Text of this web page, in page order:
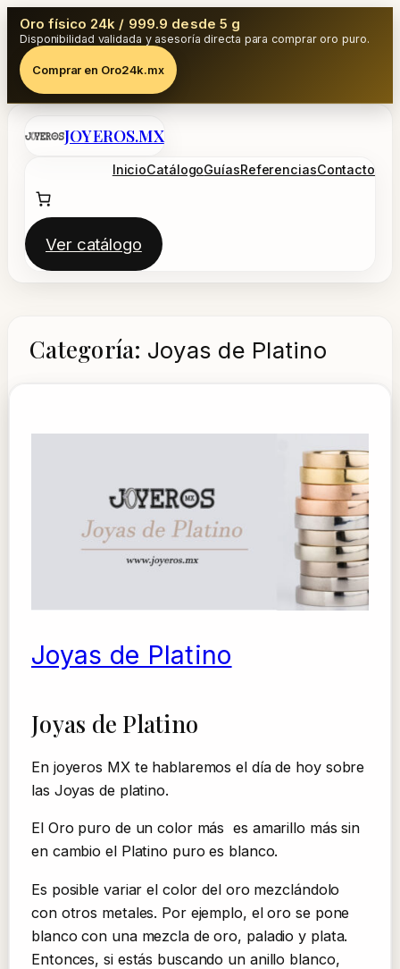
Oro físico 24k / 999.9 desde 5 g
Disponibilidad validada y asesoría directa para comprar oro puro.
Comprar en Oro24k.mx
Saltar
JOYEROS.MX
InicioCatálogoGuíasReferenciasContacto
Ver catálogo
Categoría: Joyas de Platino
Joyas de Platino
Joyas de Platino
En joyeros MX te hablaremos el día de hoy sobre
las Joyas de platino.
El Oro puro de un color más es amarillo más sin
en cambio el Platino puro es blanco.
Es posible variar el color del oro mezclándolo
con otros metales. Por ejemplo, el oro se pone
blanco con una mezcla de oro, paladio y plata.
Entonces, si estás buscando un anillo blanco,